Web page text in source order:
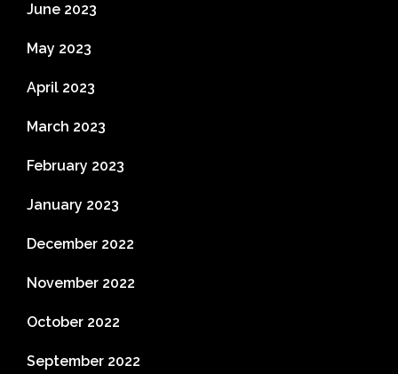
June 2023
May 2023
April 2023
March 2023
February 2023
January 2023
December 2022
November 2022
October 2022
September 2022